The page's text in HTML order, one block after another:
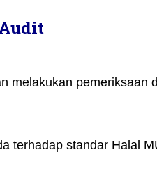
melakukan pemeriksaan
terhadap standar Halal